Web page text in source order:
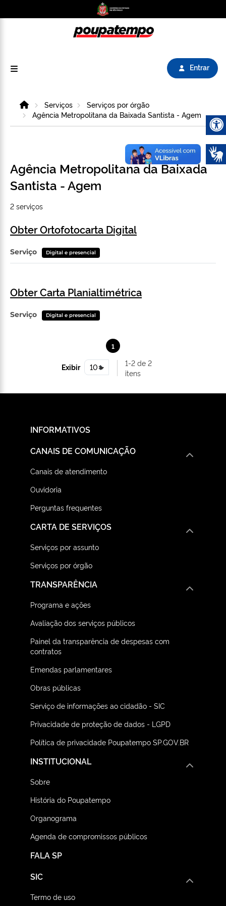
Entrar
HomeServiços
Serviços por órgão
Agência Metropolitana da Baixada Santista - Agem
Agência Metropolitana da Baixada
Santista - Agem
2 serviços
Obter Ortofotocarta Digital
Serviço Digital e presencial
Obter Carta Planialtimétrica
Serviço Digital e presencial
1
Exibir
1-2 de 2
itens
INFORMATIVOS
CANAIS DE COMUNICAÇÃO
Canais de atendimento
Ouvidoria
Perguntas frequentes
CARTA DE SERVIÇOS
Serviços por assunto
Serviços por órgão
TRANSPARÊNCIA
Programa e ações
Avaliação dos serviços públicos
Painel da transparência de despesas com
contratos
Emendas parlamentares
Obras públicas
Serviço de informações ao cidadão - SIC
Privacidade de proteção de dados - LGPD
Política de privacidade Poupatempo SP.GOV.BR
FALA SP
INSTITUCIONAL
Sobre
História do Poupatempo
Organograma
Agenda de compromissos públicos
SIC
Termo de uso